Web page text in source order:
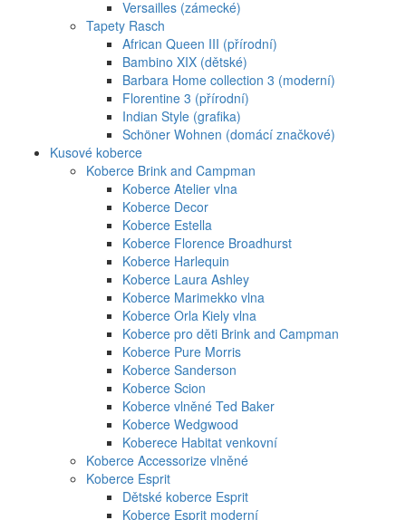
Versailles (zámecké)
Tapety Rasch
African Queen III (přírodní)
Bambino XIX (dětské)
Barbara Home collection 3 (moderní)
Florentine 3 (přírodní)
Indian Style (grafika)
Schöner Wohnen (domácí značkové)
Kusové koberce
Koberce Brink and Campman
Koberce Atelier vlna
Koberce Decor
Koberce Estella
Koberce Florence Broadhurst
Koberce Harlequin
Koberce Laura Ashley
Koberce Marimekko vlna
Koberce Orla Kiely vlna
Koberce pro děti Brink and Campman
Koberce Pure Morris
Koberce Sanderson
Koberce Scion
Koberce vlněné Ted Baker
Koberce Wedgwood
Koberece Habitat venkovní
Koberce Accessorize vlněné
Koberce Esprit
Dětské koberce Esprit
Koberce Esprit moderní